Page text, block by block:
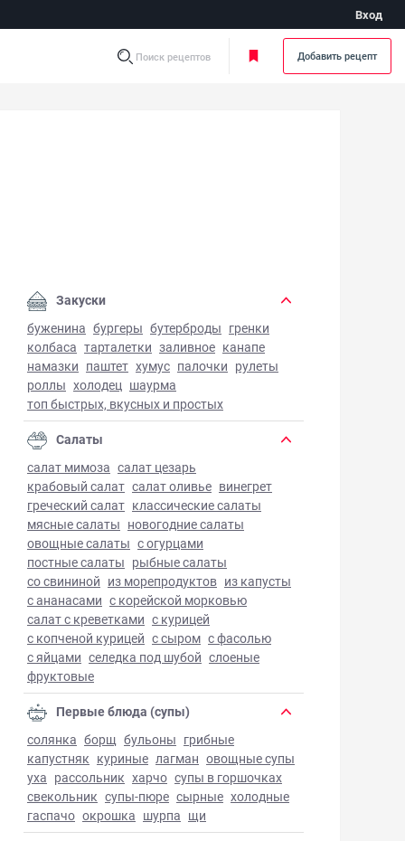
Вход
Поиск рецептов Добавить рецепт
- фото готового блюда
Закуски
буженина бургеры бутерброды гренки
колбаса тарталетки заливное канапе
намазки паштет хумус палочки рулеты
роллы холодец шаурма
топ быстрых, вкусных и простых
Салаты
салат мимоза салат цезарь
крабовый салат салат оливье винегрет
греческий салат классические салаты
мясные салаты новогодние салаты
овощные салаты с огурцами
постные салаты рыбные салаты
со свининой из морепродуктов из капусты
с ананасами с корейской морковью
салат с креветками с курицей
с копченой курицей с сыром с фасолью
с яйцами селедка под шубой слоеные
фруктовые
Первые блюда (супы)
солянка борщ бульоны грибные
капустняк куриные лагман овощные супы
уха рассольник харчо супы в горшочках
свекольник супы-пюре сырные холодные
гаспачо окрошка шурпа щи